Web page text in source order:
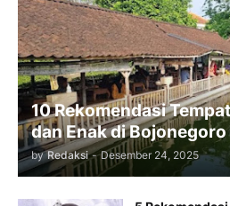
10 Rekomendasi
dan Enak di Bojonegoro
by Redaksi - Desember 24, 2025